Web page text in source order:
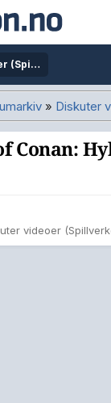
Diskuter videoer (Spillverket.no)
» Diskuter
Conan:
videoer